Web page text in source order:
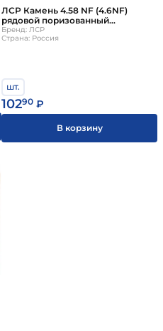
ЛСР Камень 4.58 NF (4.6NF)
рядовой поризованный
перегородочный
Бренд: ЛСР
Страна: Россия
шт.
10290 ₽
В корзину